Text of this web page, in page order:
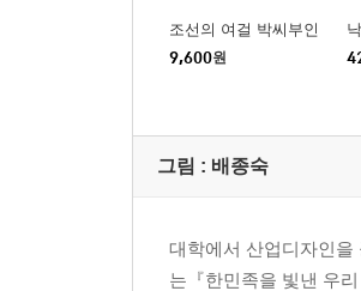
조선의 여걸 박씨부인
9,600원
그림 : 배종숙
대학에서 산업디자인을
는『한민족을 빛낸 우